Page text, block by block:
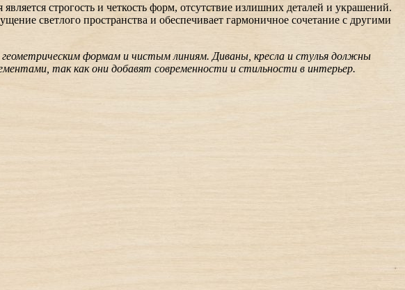
строгость и четкость форм, отсутствие излишних деталей и украшений.
светлого пространства и обеспечивает гармоничное сочетание с другими
формам и чистым линиям. Диваны, кресла и стулья должны
так как они добавят современности и стильности в интерьер.